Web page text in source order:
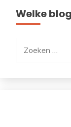
Welke
naar: